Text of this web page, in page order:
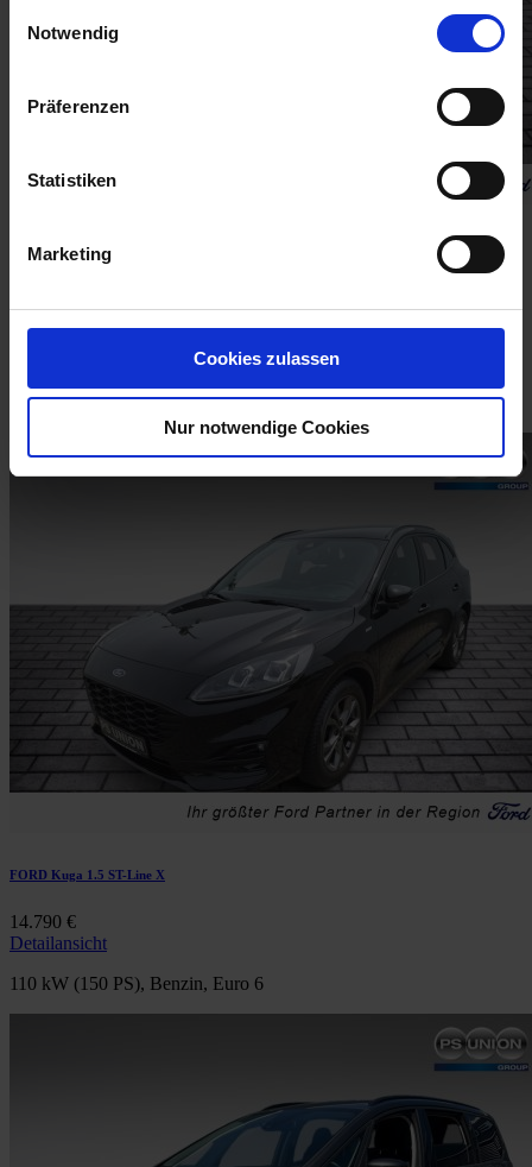
Notwendig
Präferenzen
Statistiken
Marketing
Cookies zulassen
Nur notwendige Cookies
FORD ECOSPORT ACTIVE 1.0 EcoBoost 140PS Allwetter
Detailansicht
103 kW (140 PS), Benzin, Kraftstoffverbrauch (WLTP)
g/km, Euro 6
FORD Kuga 1.5 ST-Line X
14.790 €
Detailansicht
110 kW (150 PS), Benzin, Euro 6